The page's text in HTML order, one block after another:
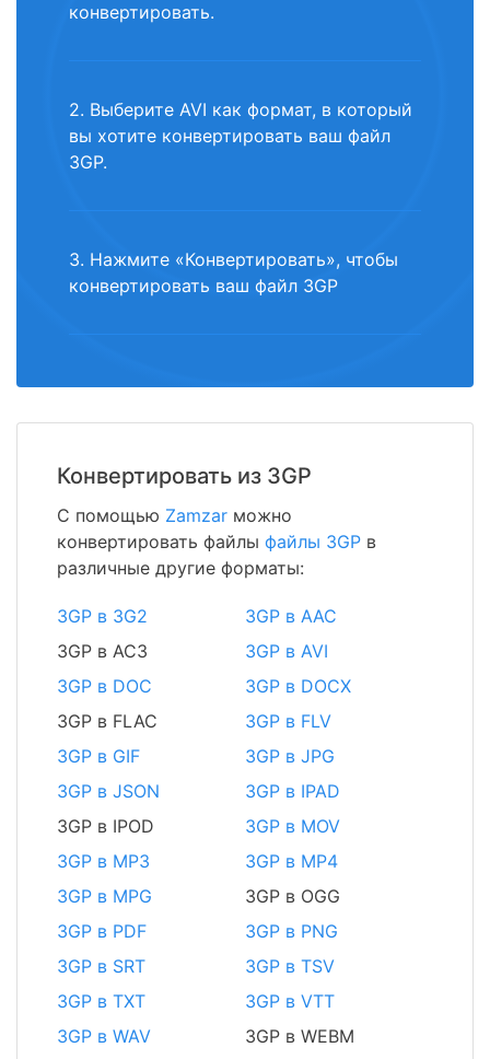
конвертировать.
2. Выберите AVI как формат, в который
вы хотите конвертировать ваш файл
3GP.
3. Нажмите «Конвертировать», чтобы
конвертировать ваш файл 3GP
Конвертировать из 3GP
С помощью Zamzar можно
конвертировать файлы файлы 3GP в
различные другие форматы:
3GP в 3G2
3GP в AAC
3GP в AC3
3GP в AVI
3GP в DOC
3GP в DOCX
3GP в FLAC
3GP в FLV
3GP в GIF
3GP в JPG
3GP в JSON
3GP в IPAD
3GP в IPOD
3GP в MOV
3GP в MP3
3GP в MP4
3GP в MPG
3GP в OGG
3GP в PDF
3GP в PNG
3GP в SRT
3GP в TSV
3GP в TXT
3GP в VTT
3GP в WAV
3GP в WEBM